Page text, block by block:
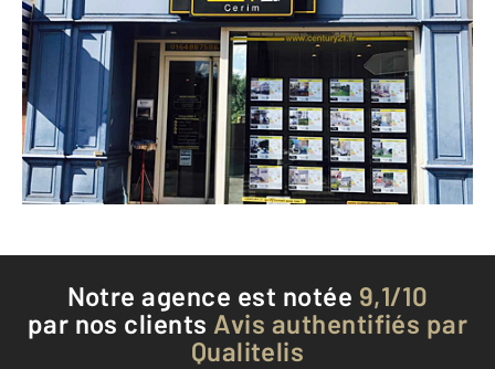
134 avenue Philippe Bur
MOISSY CRAMAYEL - 77550
Envoyer un message
Téléphoner à l'agence
Notre agence est notée 9,1/10
par nos clients Avis authentifiés par
Qualitelis